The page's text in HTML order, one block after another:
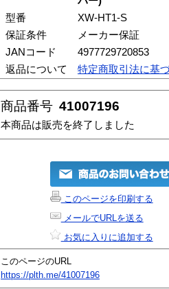
型番
XW-HT1-S
保証条件
メーカー保証
JANコード
4977729720853
返品について
特定商取引法に基
商品番号 41007196
本商品は販売を終了しました
このページを印刷する
メールでURLを送る
お気に入りに追加する
このページのURL
https://plth.me/41007196